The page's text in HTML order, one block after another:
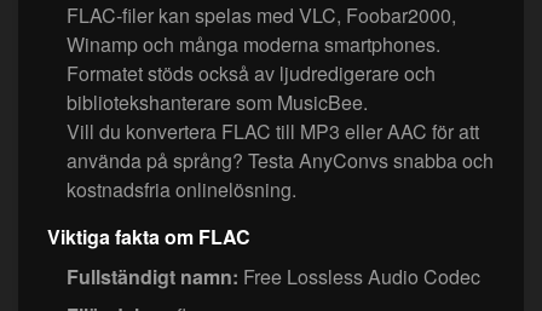
FLAC-filer kan spelas med VLC, Foobar2000,
Winamp och många moderna smartphones.
Formatet stöds också av ljudredigerare och
bibliotekshanterare som MusicBee.
Vill du konvertera FLAC till MP3 eller AAC för att
använda på språng? Testa AnyConvs snabba och
kostnadsfria onlinelösning.
Viktiga fakta om FLAC
Fullständigt namn: Free Lossless Audio Codec